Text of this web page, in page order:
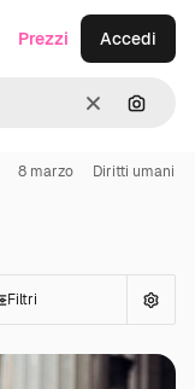
CancellaCerca
Prezzi Accedi
8 marzo Diritti umani
Filtri